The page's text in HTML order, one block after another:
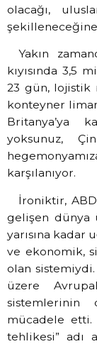
olacağı,
Yakın
kıyısında 3,5
23 gün, lojistik
konteyner
Britanya’ya
yoksunuz,
karşılanıyor.
İroniktir,
gelişen dünya
yarısına kadar
ve ekonomik,
olan
üzere
sistemlerinin
mücadele etti.
tehlikesi” adı